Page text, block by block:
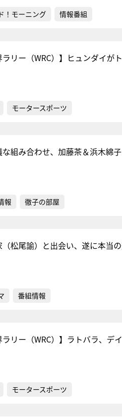
！モーニング 情報番組
ラリー（WRC）】ヒュンダイ
モータースポーツ
な組み合わせ、加藤茶＆浜木綿
報 徹子の部屋
（松尾諭）と出会い、遂に本当
番組情報
ラリー（WRC）】ラトバラ、
モータースポーツ